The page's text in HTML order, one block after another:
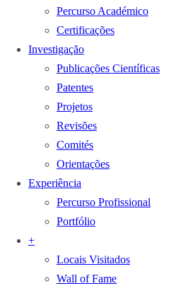
Percurso Académico
Certificações
Investigação
Publicações Científicas
Patentes
Projetos
Revisões
Comités
Orientações
Experiência
Percurso Profissional
Portfólio
+
Locais Visitados
Wall of Fame